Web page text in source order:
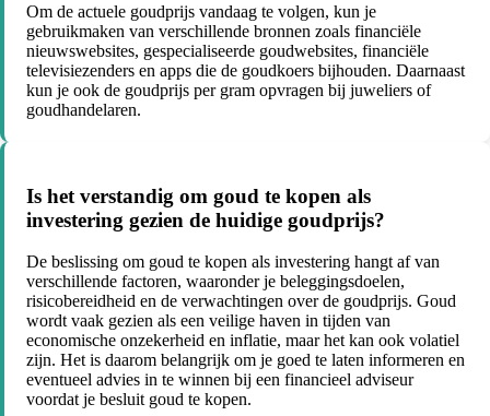
Om de actuele goudprijs vandaag te volgen, kun je
gebruikmaken van verschillende bronnen zoals financiële
nieuwswebsites, gespecialiseerde goudwebsites, financiële
televisiezenders en apps die de goudkoers bijhouden. Daarnaast
kun je ook de goudprijs per gram opvragen bij juweliers of
goudhandelaren.
Is het verstandig om goud te kopen als
investering gezien de huidige goudprijs?
De beslissing om goud te kopen als investering hangt af van
verschillende factoren, waaronder je beleggingsdoelen,
risicobereidheid en de verwachtingen over de goudprijs. Goud
wordt vaak gezien als een veilige haven in tijden van
economische onzekerheid en inflatie, maar het kan ook volatiel
zijn. Het is daarom belangrijk om je goed te laten informeren en
eventueel advies in te winnen bij een financieel adviseur
voordat je besluit goud te kopen.